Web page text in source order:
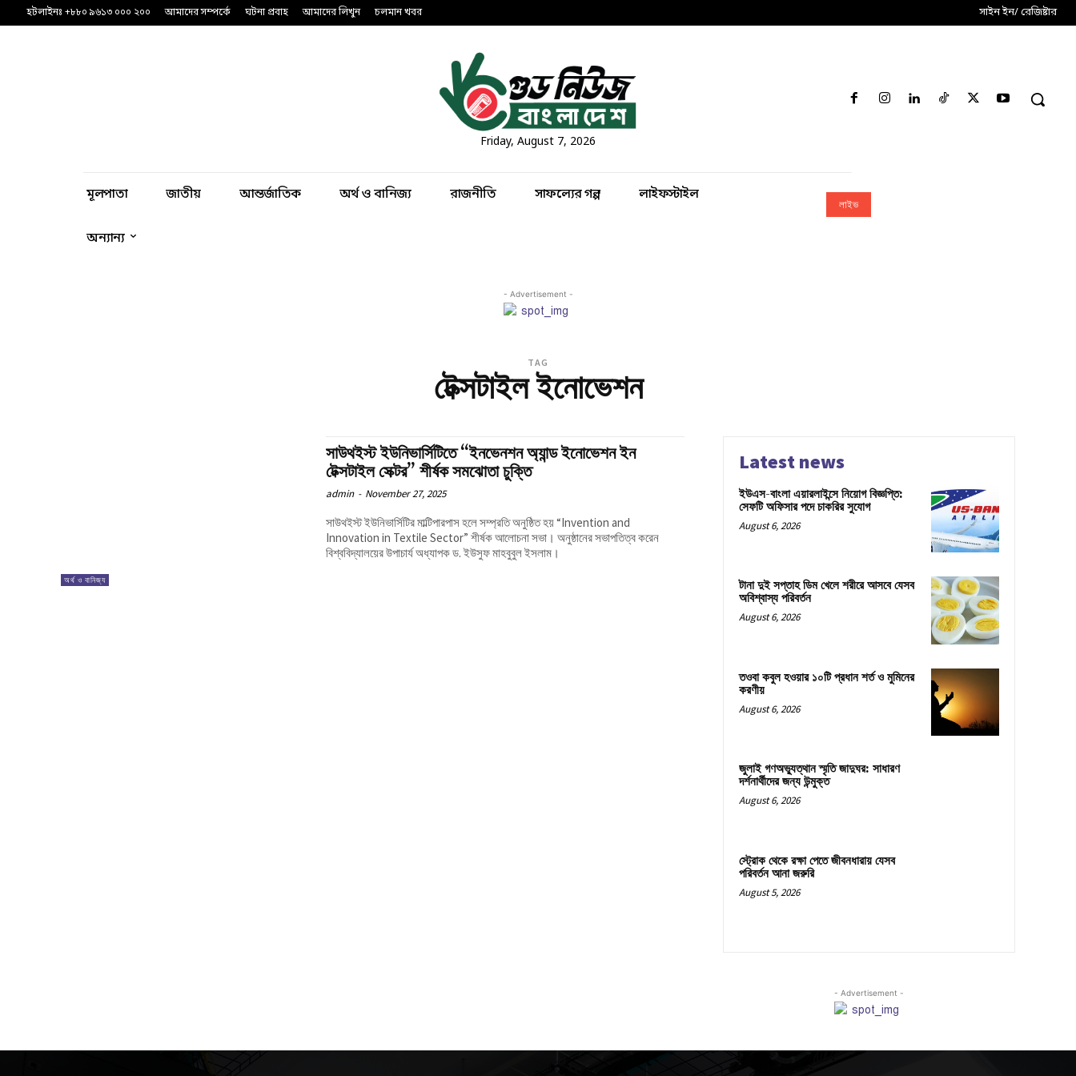
হটলাইনঃ +৮৮০ ৯৬১৩ ০০০ ২০০ আমাদের সম্পর্কে ঘটনা প্রবাহ আমাদের লিখুন চলমান খবর সাইন ইন/ রেজিষ্টার
Friday, August 7, 2026
মূলপাতা জাতীয় আন্তর্জাতিক অর্থ ও বানিজ্য রাজনীতি সাফল্যের গল্প লাইফস্টাইল
অন্যান্য
লাইভ
- Advertisement -
TAG
টেক্সটাইল ইনোভেশন
অর্থ ও বানিজ্য
সাউথইস্ট ইউনিভার্সিটিতে “ইনভেনশন অ্যান্ড ইনোভেশন ইন
টেক্সটাইল সেক্টর” শীর্ষক সমঝোতা চুক্তি
admin - November 27, 2025
সাউথইস্ট ইউনিভার্সিটির মাল্টিপারপাস হলে সম্প্রতি অনুষ্ঠিত হয় “Invention and
Innovation in Textile Sector” শীর্ষক আলোচনা সভা। অনুষ্ঠানের সভাপতিত্ব করেন
বিশ্ববিদ্যালয়ের উপাচার্য অধ্যাপক ড. ইউসুফ মাহবুবুল ইসলাম।
Latest news
ইউএস-বাংলা এয়ারলাইন্সে নিয়োগ বিজ্ঞপ্তি:
সেফটি অফিসার পদে চাকরির সুযোগ
August 6, 2026
টানা দুই সপ্তাহ ডিম খেলে শরীরে আসবে যেসব
অবিশ্বাস্য পরিবর্তন
August 6, 2026
তওবা কবুল হওয়ার ১০টি প্রধান শর্ত ও মুমিনের
করণীয়
August 6, 2026
জুলাই গণঅভ্যুত্থান স্মৃতি জাদুঘর: সাধারণ
দর্শনার্থীদের জন্য উন্মুক্ত
August 6, 2026
স্ট্রোক থেকে রক্ষা পেতে জীবনধারায় যেসব
পরিবর্তন আনা জরুরি
August 5, 2026
- Advertisement -